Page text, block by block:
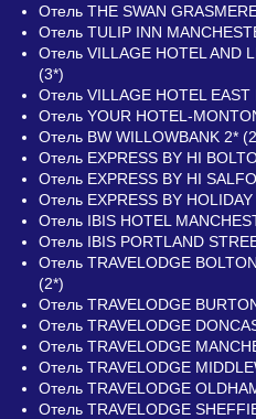
Отель THE SWAN
Отель TULIP INN
Отель VILLAGE HOTEL AND
(3*)
Отель VILLAGE HOTEL
Отель YOUR HOTEL-
Отель BW WILLOWBANK 2*
Отель EXPRESS BY HI
Отель EXPRESS BY HI
Отель EXPRESS BY
Отель IBIS HOTEL
Отель IBIS PORTLAND
Отель TRAVELODGE
(2*)
Отель TRAVELODGE
Отель TRAVELODGE
Отель TRAVELODGE
Отель TRAVELODGE
Отель TRAVELODGE
Отель TRAVELODGE